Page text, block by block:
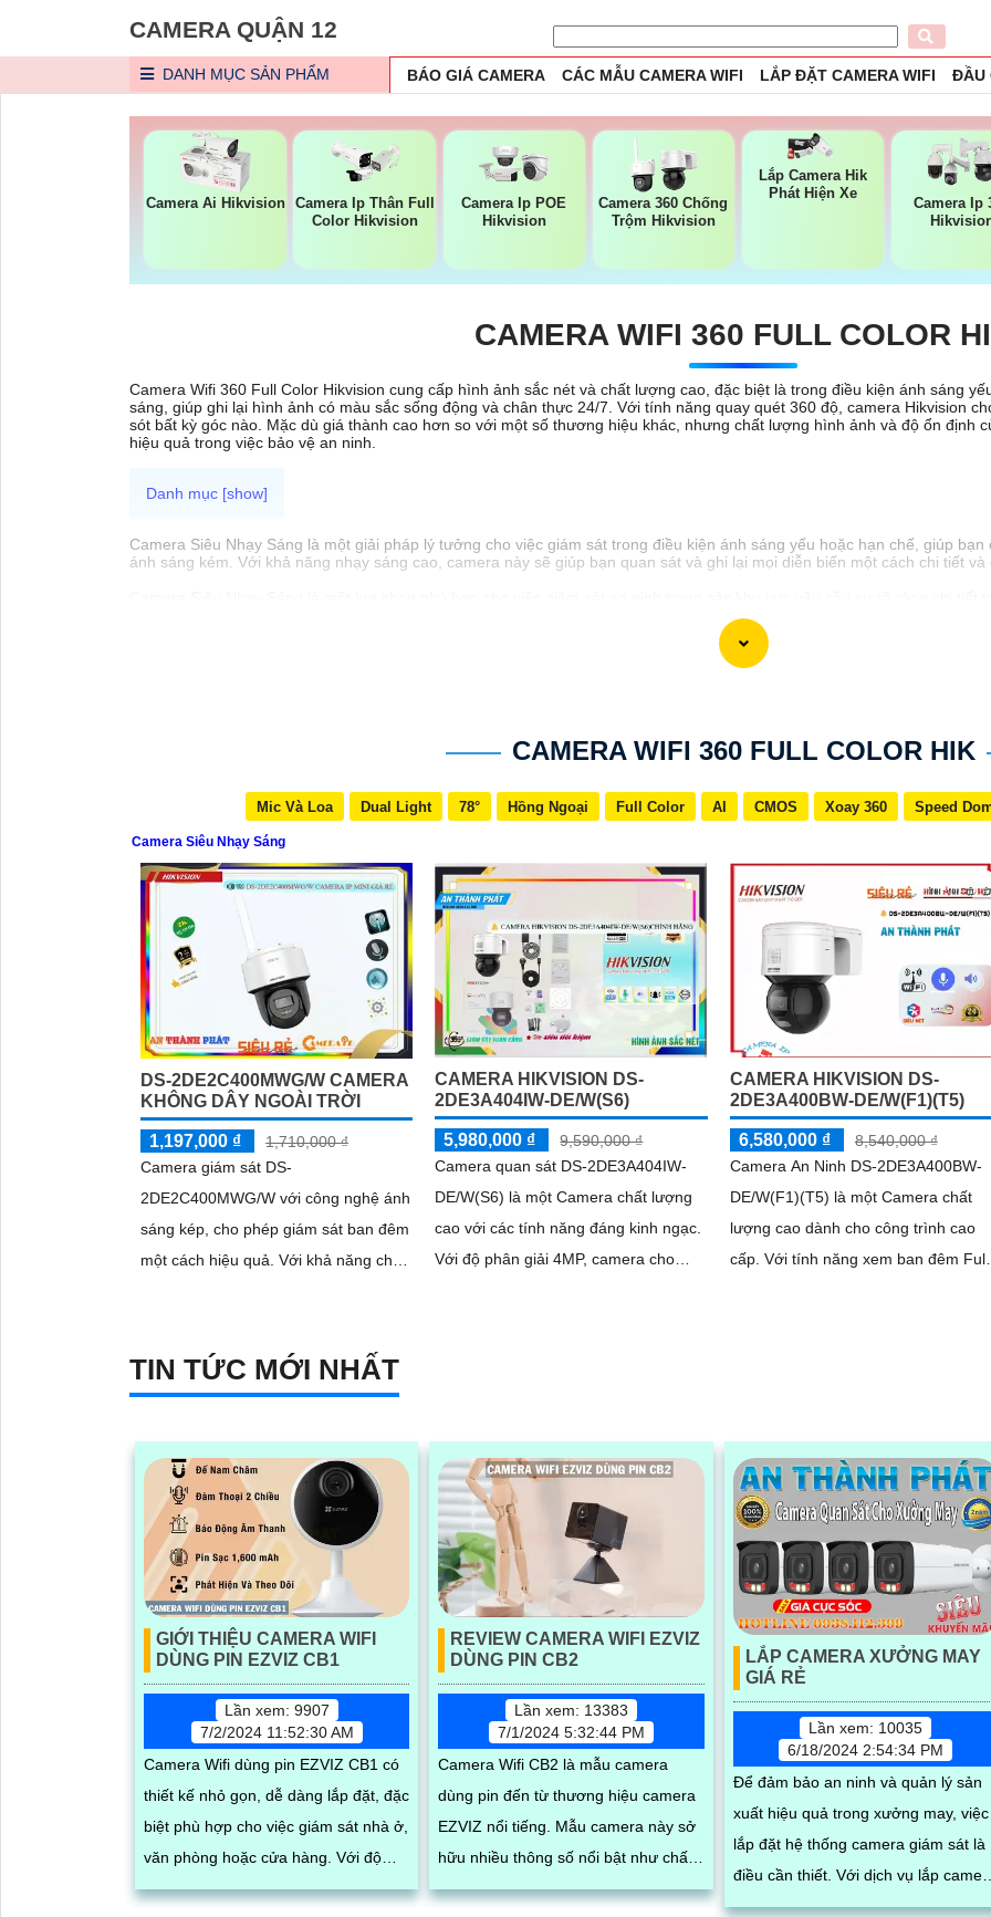
CAMERA QUẬN 12
DANH MỤC SẢN PHẨM BÁO GIÁ CAMERA CÁC MẪU CAMERA WIFI LẮP ĐẶT CAMERA WIFI ĐẦU
Camera Ai Hikvision
Camera Ip Thân Full
Color Hikvision
Camera Ip POE
Hikvision
Camera 360 Chống
Trộm Hikvision
Lắp Camera Hik
Phát Hiện Xe
Camera Ip
CAMERA WIFI 360 FULL COLOR
Camera Wifi 360 Full Color Hikvision cung cấp hình ảnh sắc nét và chất lượng cao, đặc biệt là trong điều kiện ánh sáng
sáng, giúp ghi lại hình ảnh có màu sắc sống động và chân thực 24/7. Với tính năng quay quét 360 độ, camera Hikvision
sót bất kỳ góc nào. Mặc dù giá thành cao hơn so với một số thương hiệu khác, nhưng chất lượng hình ảnh và độ ổn định
hiệu quả trong việc bảo vệ an ninh.
Camera Siêu Nhạy Sáng là một giải pháp lý tưởng cho việc giám sát trong điều kiện ánh sáng yếu hoặc hạn chế, giúp
ánh sáng kém. Với khả năng nhạy sáng cao, camera này sẽ giúp bạn quan sát và ghi lại mọi diễn biến một cách chi tiết và
CAMERA WIFI 360 FULL COLOR HIK
Mic Và Loa Dual Light 78° Hồng Ngoại Full Color AI CMOS Xoay 360 Speed
Camera Siêu Nhạy Sáng
DS-2DE2C400MWG/W CAMERA
KHÔNG DÂY NGOÀI TRỜI
1,197,000 ₫
1,710,000 ₫
Camera giám sát DS-
2DE2C400MWG/W với công nghệ ánh
sáng kép, cho phép giám sát ban đêm
một cách hiệu quả. Với khả năng chọn
thoại 2 chiều, và hình ảnh sắc nét với
chip HYBRID
CAMERA HIKVISION DS-
2DE3A404IW-DE/W(S6)
5,980,000 ₫
9,590,000 ₫
Camera quan sát DS-2DE3A404IW-
DE/W(S6) là một Camera chất lượng
cao với các tính năng đáng kinh ngạc.
Với độ phân giải 4MP, camera cho
CAMERA HIKVISION DS-
2DE3A400BW-DE/W(F1)(T5)
6,580,000 ₫
8,540,000 ₫
Camera An Ninh DS-2DE3A400BW-
DE/W(F1)(T5) là một Camera chất
lượng cao dành cho công trình cao
cấp. Với tính năng xem ban đêm Full
TIN TỨC MỚI NHẤT
GIỚI THIỆU CAMERA WIFI
DÙNG PIN EZVIZ CB1
Lần xem: 9907
7/2/2024 11:52:30 AM
Camera Wifi dùng pin EZVIZ CB1 có
thiết kế nhỏ gọn, dễ dàng lắp đặt, đặc
biệt phù hợp cho việc giám sát nhà ở,
văn phòng hoặc cửa hàng. Với độ
phân giải full HD 1080p, tích hợp loa
REVIEW CAMERA WIFI EZVIZ
DÙNG PIN CB2
Lần xem: 13383
7/1/2024 5:32:44 PM
Camera Wifi CB2 là mẫu camera
dùng pin đến từ thương hiệu camera
EZVIZ nổi tiếng. Mẫu camera này sở
hữu nhiều thông số nổi bật như chất
lượng hình ảnh full HD 1080p, tích
LẮP CAMERA XƯỞNG MAY
GIÁ RẺ
Lần xem: 10035
6/18/2024 2:54:34 PM
Để đảm bảo an ninh và quản lý sản
xuất hiệu quả trong xưởng may, việc
lắp đặt hệ thống camera giám sát là
điều cần thiết. Với dịch vụ lắp camera
xưởng may giá rẻ của chúng tôi,...